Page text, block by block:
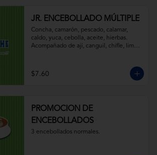
JR. ENCEBOLLADO MÚLTIPLE
Concha, camarón, pescado, calamar,
caldo, yuca, cebolla, aceite, hierbas.
Acompañado de ají, canguil, chifle, limón
$7.60
PROMOCION DE
ENCEBOLLADOS
3 encebollados normales.